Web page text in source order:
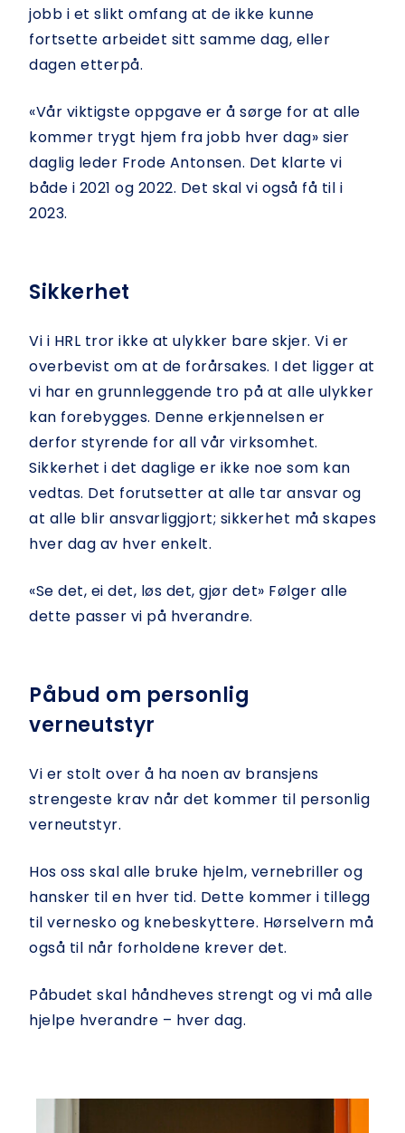
jobb i et slikt omfang at de ikke kunne
fortsette arbeidet sitt samme dag, eller
dagen etterpå.
«Vår viktigste oppgave er å sørge for at alle
kommer trygt hjem fra jobb hver dag» sier
daglig leder Frode Antonsen. Det klarte vi
både i 2021 og 2022. Det skal vi også få til i
2023.
Sikkerhet
Vi i HRL tror ikke at ulykker bare skjer. Vi er
overbevist om at de forårsakes. I det ligger at
vi har en grunnleggende tro på at alle ulykker
kan forebygges. Denne erkjennelsen er
derfor styrende for all vår virksomhet.
Sikkerhet i det daglige er ikke noe som kan
vedtas. Det forutsetter at alle tar ansvar og
at alle blir ansvarliggjort; sikkerhet må skapes
hver dag av hver enkelt.
«Se det, ei det, løs det, gjør det» Følger alle
dette passer vi på hverandre.
Påbud om personlig
verneutstyr
Vi er stolt over å ha noen av bransjens
strengeste krav når det kommer til personlig
verneutstyr.
Hos oss skal alle bruke hjelm, vernebriller og
hansker til en hver tid. Dette kommer i tillegg
til vernesko og knebeskyttere. Hørselvern må
også til når forholdene krever det.
Påbudet skal håndheves strengt og vi må alle
hjelpe hverandre – hver dag.